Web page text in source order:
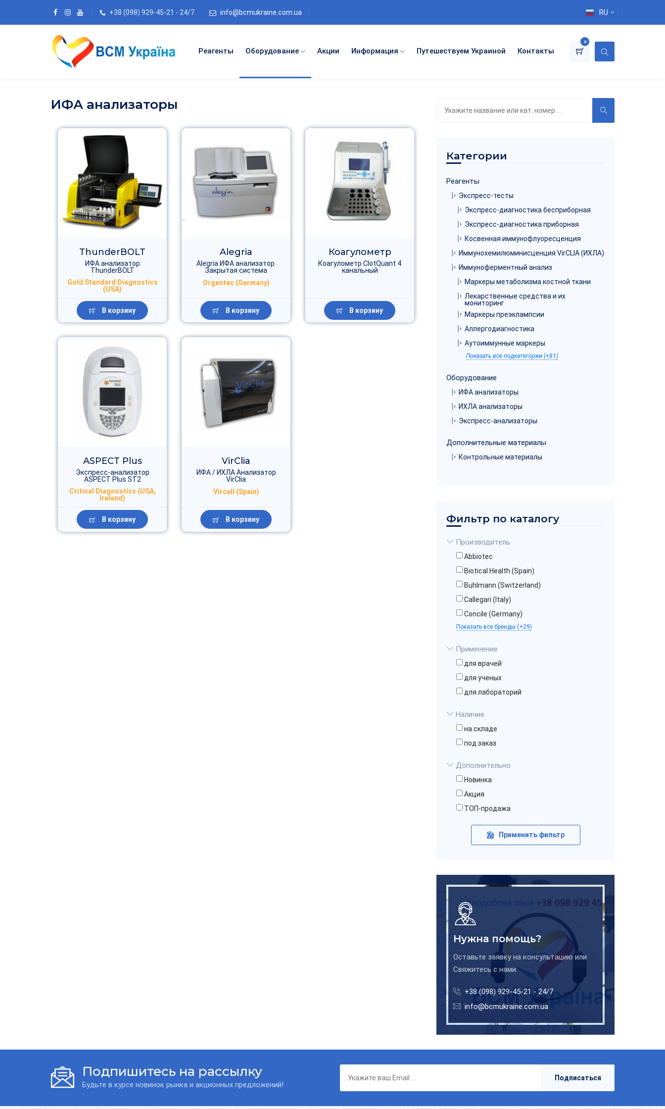
+38 (098) 929-45-21 - 24/7 info@bcmukraine.com.ua RU
Реагенты Оборудование Акции Информация Путешествуем Украиной Контакты
0
ИФА анализаторы
ThunderBOLT
ИФА анализатор
ThunderBOLT
Gold Standard Diagnostics
(USA)
В корзину
Alegria
Alegria ИФА анализатор.
Закрытая система
Orgentec (Germany)
В корзину
Коагулометр
Коагулометр ClotQuant 4
канальный
В корзину
ASPECT Plus
Экспресс-анализатор
ASPECT Plus ST2
Critical Diagnostics (USA,
Ireland)
В корзину
VirClia
ИФА / ИХЛА Анализатор
VirClia
Vircell (Spain)
В корзину
Категории
Реагенты
Экспресс-тесты
Экспресс-диагностика бесприборная
Экспресс-диагностика приборная
Косвенная иммунофлуоресценция
Иммунохемилюминисценция VirCLIA (ИХЛА)
Иммуноферментный анализ
Маркеры метаболизма костной ткани
Лекарственные средства и их
мониторинг
Маркеры преэклампсии
Аллергодиагностика
Аутоиммунные маркеры
Показать все подкатегории (+81)
Оборудование
ИФА анализаторы
ИХЛА анализаторы
Экспресс-анализаторы
Дополнительные материалы
Контрольные материалы
Фильтр по каталогу
Производитель
Abbiotec
Biotical Health (Spain)
Buhlmann (Switzerland)
Callegari (Italy)
Concile (Germany)
Показать все бренды (+29)
Применение
для врачей
для ученых
для лабораторий
Наличие
на складе
под заказ
Дополнительно
Новинка
Акция
ТОП-продажа
Применить фильтр
Нужна помощь?
Оставьте заявку на консультацию или
Свяжитесь с нами.
+38 (098) 929-45-21 - 24/7
info@bcmukraine.com.ua
Подпишитесь на рассылку
Будьте в курсе новинок рынка и акционных предложений!
Подписаться